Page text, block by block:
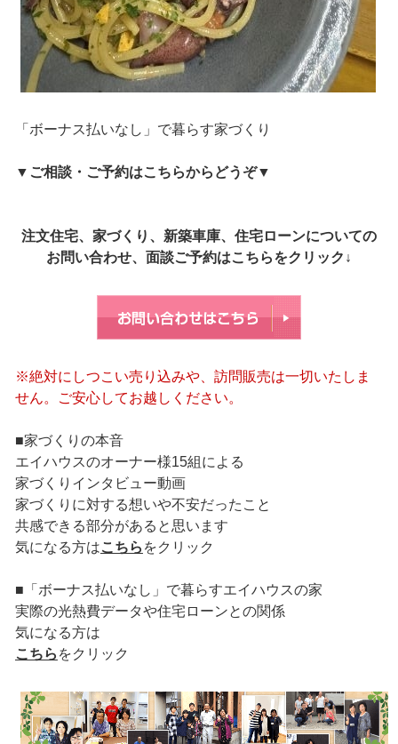
「ボーナス払いなし」で暮らす家づくり
▼ ご相談・ご予約はこちらからどうぞ▼
注文住宅、家づくり、新築車庫、住宅ローンについての
お問い合わせ、面談ご予約はこちらをクリック↓
※絶対にしつこい売り込みや、訪問販売は一切いたしま
せん。ご安心してお越しください。
■家づくりの本音
エイハウスのオーナー様15組による
家づくりインタビュー動画
家づくりに対する想いや不安だったこと
共感できる部分があると思います
気になる方はこちら をクリック
■「ボーナス払いなし」で暮らすエイハウスの家
実際の光熱費データや住宅ローンとの関係
気になる方は
こちら をクリック